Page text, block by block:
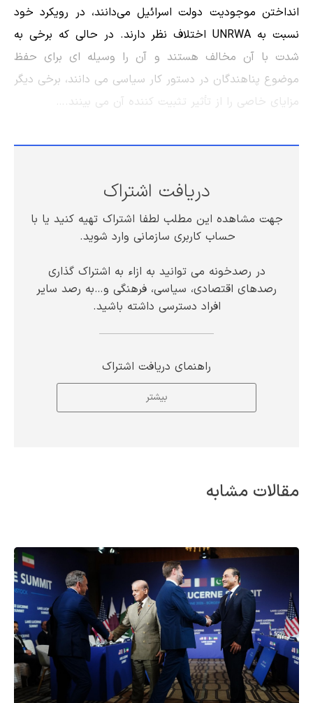
انداختن موجودیت دولت اسرائیل می‌دانند، در رویکرد خود
نسبت به UNRWA اختلاف نظر دارند. در حالی که برخی به
شدت با آن مخالف هستند و آن را وسیله ای برای حفظ
موضوع پناهندگان در دستور کار سیاسی می دانند، برخی دیگر
مزایای خاصی را از تأثیر تثبیت کننده آن می بینند.…
دریافت اشتراک
جهت مشاهده این مطلب لطفا اشتراک تهیه کنید یا با
حساب کاربری سازمانی وارد شوید.
در رصدخونه می توانید به ازاء به اشتراک گذاری
رصدهای اقتصادی، سیاسی، فرهنگی و…به رصد سایر
افراد دسترسی داشته باشید.
راهنمای دریافت اشتراک
بیشتر
مقالات مشابه